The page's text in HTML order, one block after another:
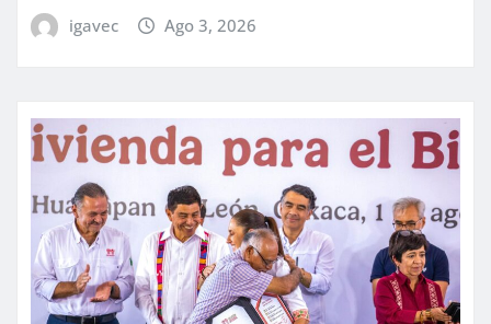
igavec Ago 3, 2026